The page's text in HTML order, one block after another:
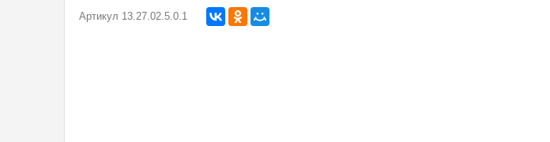
Артикул 13.27.02.5.0.1